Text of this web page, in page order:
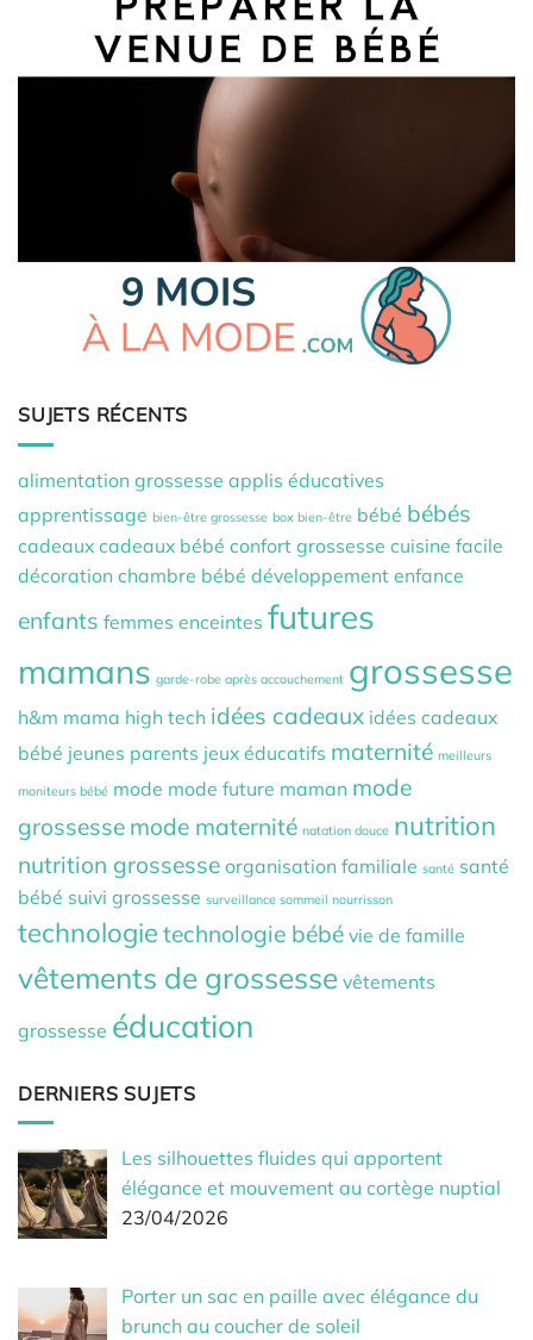
SUJETS RÉCENTS
alimentation grossesse applis éducatives
apprentissage bien-être grossesse box bien-être bébé bébés
cadeaux cadeaux bébé confort grossesse cuisine facile
décoration chambre bébé développement enfance
enfants femmes enceintes futures
mamans garde-robe après accouchement grossesse
h&m mama high tech idées cadeaux idées cadeaux
bébé jeunes parents jeux éducatifs maternité meilleurs
moniteurs bébé mode mode future maman mode
grossesse mode maternité natation douce nutrition
nutrition grossesse organisation familiale santé santé
bébé suivi grossesse surveillance sommeil nourrisson
technologie technologie bébé vie de famille
vêtements de grossesse vêtements
grossesse éducation
DERNIERS SUJETS
Les silhouettes fluides qui apportent
élégance et mouvement au cortège nuptial
23/04/2026
Porter un sac en paille avec élégance du
brunch au coucher de soleil